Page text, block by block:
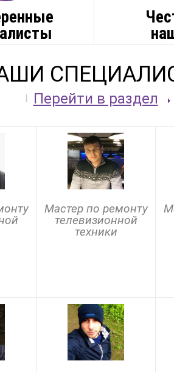
Перейти в раздел
Мастер по ремонту
телевизионной
техники